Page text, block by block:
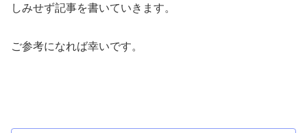
しみせず記事を書いていきます。
ご参考になれば幸いです。